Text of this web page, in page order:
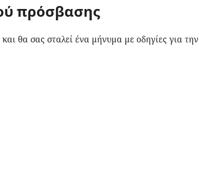
πρόσβασης
θα σας σταλεί ένα μήνυμα με οδηγίες για την